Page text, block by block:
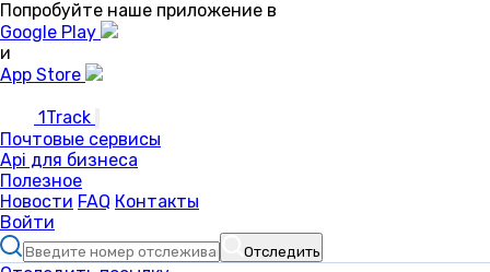
Попробуйте наше приложение в
Google Play
и
App Store
1Track
Почтовые сервисы
Api для бизнеса
Полезное
Новости FAQ Контакты
Войти
Отследить